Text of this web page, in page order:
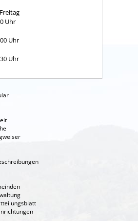
Uhr
Uhr
Uhr